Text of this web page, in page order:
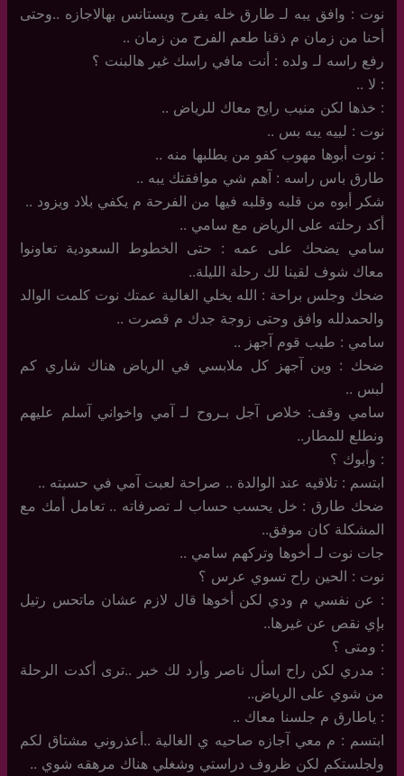
نوت : وافق يبه لـ طارق خله يفرح ويستانس بهالاجازه ..وحتى
أحنا من زمان م ذقنا طعم الفرح من زمان ..
رفع راسه لـ ولده : أنت مافي راسك غير هالبنت ؟
: لا ..
: خذها لكن منيب رايح معاك للرياض ..
نوت : لييه يبه بس ..
: نوت أبوها مهوب كفو من يطلبها منه ..
طارق باس راسه : آهم شي موافقتك يبه ..
شكر أبوه من قلبه وقلبه فيها من الفرحة م يكفي بلاد ويزود ..
أكد رحلته على الرياض مع سامي ..
سامي يضحك على عمه : حتى الخطوط السعودية تعاونوا
معاك شوف لقينا لك رحلة الليلة..
ضحك وجلس براحة : الله يخلي الغالية عمتك نوت كلمت الوالد
والحمدلله وافق وحتى زوجة جدك م قصرت ..
سامي : طيب قوم آجهز ..
ضحك : وين آجهز كل ملابسي في الرياض هناك شاري كم
لبس ..
سامي وقف: خلاص آجل بـروح لـ آمي واخواني آسلم عليهم
ونطلع للمطار..
: وأبوك ؟
ابتسم : تلاقيه عند الوالدة .. صراحة لعبت آمي في حسبته ..
ضحك طارق : خل يحسب حساب لـ تصرفاته .. تعامل أمك مع
المشكلة كان موفق..
جات نوت لـ أخوها وتركهم سامي ..
نوت : الحين راح تسوي عرس ؟
: عن نفسي م ودي لكن أخوها قال لازم عشان ماتحس رتيل
بإي نقص عن غيرها..
: ومتى ؟
: مدري لكن راح اسأل ناصر وأرد لك خبر ..ترى أكدت الرحلة
من شوي على الرياض..
: ياطارق م جلسنا معاك ..
ابتسم : م معي آجازه صاحيه ي الغالية ..أعذروني مشتاق لكم
ولجلستكم لكن ظروف دراستي وشغلي هناك مرهقه شوي ..